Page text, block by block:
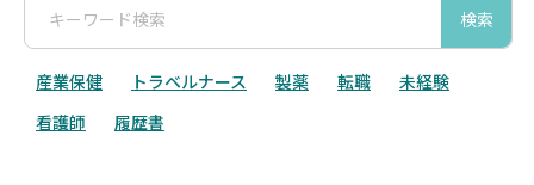
検索
産業保健 トラベルナース 製薬 転職
未経験
看護師
履歴書